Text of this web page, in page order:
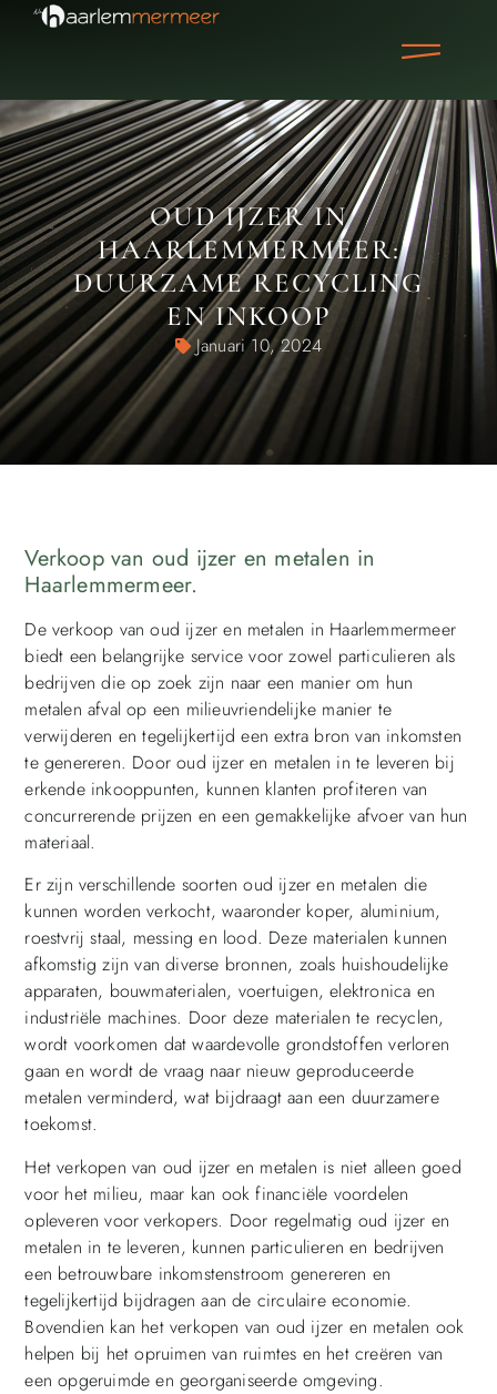
OUD IJZER IN
HAARLEMMERMEER:
DUURZAME RECYCLING
EN INKOOP
Januari 10, 2024
Verkoop van oud ijzer en metalen in
Haarlemmermeer.
De verkoop van oud ijzer en metalen in Haarlemmermeer
biedt een belangrijke service voor zowel particulieren als
bedrijven die op zoek zijn naar een manier om hun
metalen afval op een milieuvriendelijke manier te
verwijderen en tegelijkertijd een extra bron van inkomsten
te genereren. Door oud ijzer en metalen in te leveren bij
erkende inkooppunten, kunnen klanten profiteren van
concurrerende prijzen en een gemakkelijke afvoer van hun
materiaal.
Er zijn verschillende soorten oud ijzer en metalen die
kunnen worden verkocht, waaronder koper, aluminium,
roestvrij staal, messing en lood. Deze materialen kunnen
afkomstig zijn van diverse bronnen, zoals huishoudelijke
apparaten, bouwmaterialen, voertuigen, elektronica en
industriële machines. Door deze materialen te recyclen,
wordt voorkomen dat waardevolle grondstoffen verloren
gaan en wordt de vraag naar nieuw geproduceerde
metalen verminderd, wat bijdraagt aan een duurzamere
toekomst.
Het verkopen van oud ijzer en metalen is niet alleen goed
voor het milieu, maar kan ook financiële voordelen
opleveren voor verkopers. Door regelmatig oud ijzer en
metalen in te leveren, kunnen particulieren en bedrijven
een betrouwbare inkomstenstroom genereren en
tegelijkertijd bijdragen aan de circulaire economie.
Bovendien kan het verkopen van oud ijzer en metalen ook
helpen bij het opruimen van ruimtes en het creëren van
een opgeruimde en georganiseerde omgeving.